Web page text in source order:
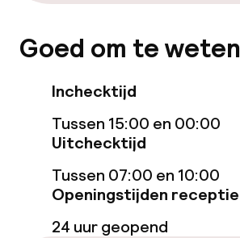
Goed om te weten
Inchecktijd
Tussen 15:00 en 00:00
Uitchecktijd
Tussen 07:00 en 10:00
Openingstijden receptie
24 uur geopend